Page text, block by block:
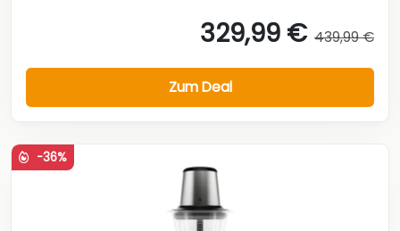
329,99 € 439,99 €
Zum Deal
-36%